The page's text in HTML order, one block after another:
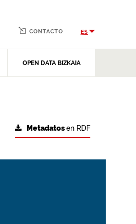
OPEN DATA BIZKAIA
CONTACTO ES
Metadatosen RDF